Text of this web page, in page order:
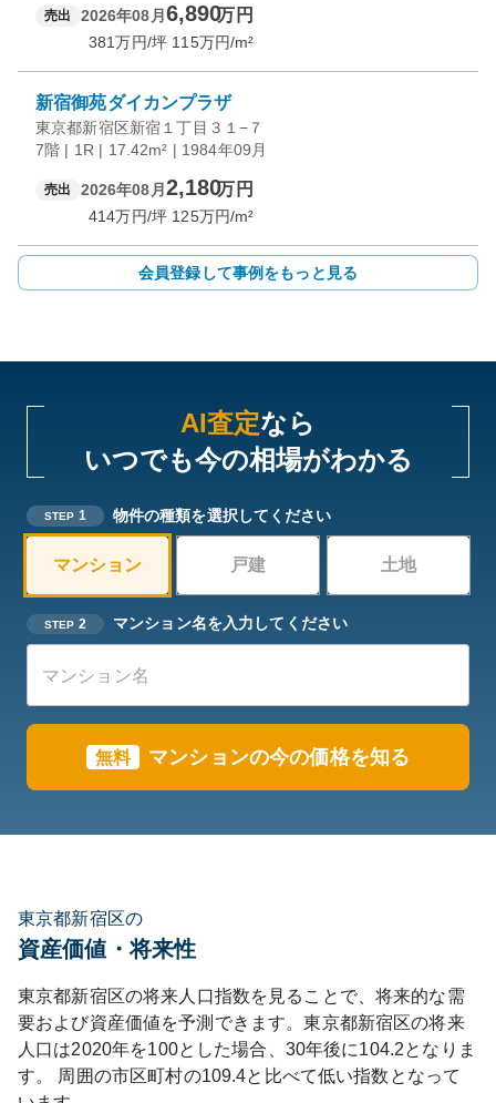
売出 2026年08月 6,890万円
381万円/坪 115万円/m²
新宿御苑ダイカンプラザ
東京都新宿区新宿１丁目３１−７
7階 | 1R | 17.42m² | 1984年09月
売出 2026年08月 2,180万円
414万円/坪 125万円/m²
会員登録して事例をもっと見る
AI査定なら
いつでも今の相場がわかる
STEP 1 物件の種類を選択してください
マンション 戸建 土地
STEP 2 マンション名を入力してください
無料 マンションの今の価格を知る
東京都新宿区の
資産価値・将来性
東京都新宿区の将来人口指数を見ることで、将来的な需
要および資産価値を予測できます。東京都新宿区の将来
人口は2020年を100とした場合、30年後に104.2となりま
す。
周囲の市区町村の109.4と比べて低い指数となって